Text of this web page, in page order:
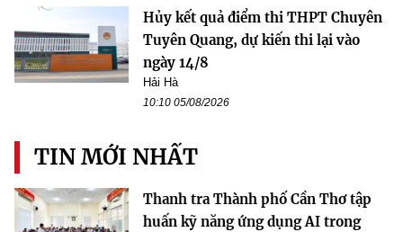
Hủy kết quả điểm thi THPT Chuyên
Tuyên Quang, dự kiến thi lại vào
ngày 14/8
Hải Hà
10:10 05/08/2026
TIN MỚI NHẤT
Thanh tra Thành phố Cần Thơ tập
huấn kỹ năng ứng dụng AI trong